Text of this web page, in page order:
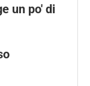
un po' di